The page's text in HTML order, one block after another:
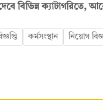
বিভিন্ন ক্যাটাগরিতে,
কর্মসংস্থান নিয়োগ